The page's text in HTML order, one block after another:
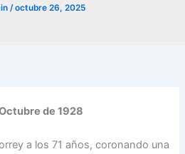
/octubre 26, 2025
de 1928
a los 71 años, coronando una